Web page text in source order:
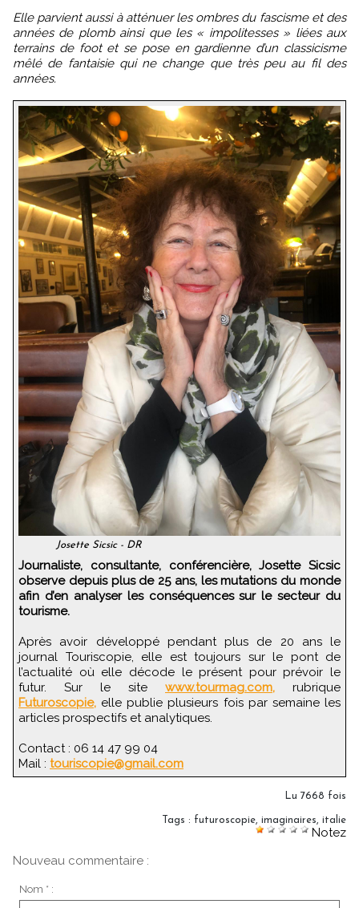
Elle parvient aussi à atténuer les ombres du fascisme et des
années de plomb ainsi que les « impolitesses » liées aux
terrains de foot et se pose en gardienne d’un classicisme
mêlé de fantaisie qui ne change que très peu au fil des
années.
Josette Sicsic - DR
Journaliste, consultante, conférencière, Josette Sicsic
observe depuis plus de 25 ans, les mutations du monde
afin d’en analyser les conséquences sur le secteur du
tourisme.
Après avoir développé pendant plus de 20 ans le
journal Touriscopie, elle est toujours sur le pont de
l’actualité où elle décode le présent pour prévoir le
futur. Sur le site www.tourmag.com, rubrique
Futuroscopie, elle publie plusieurs fois par semaine les
articles prospectifs et analytiques.
Contact : 06 14 47 99 04
Mail : touriscopie@gmail.com
Lu 7668 fois
Tags : futuroscopie, imaginaires, italie
Notez
Nouveau commentaire :
Nom * :